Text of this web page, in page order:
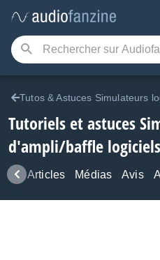
Tutos & Astuces Simulateurs
Tutoriels et astuces
d'ampli/baffle
Articles Médias Avis